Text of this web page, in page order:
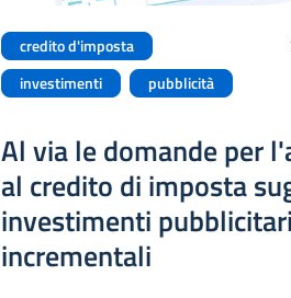
credito d'imposta
investimenti
pubblicità
Al via le domande per
al credito di imposta
investimenti pubblicitari
incrementali